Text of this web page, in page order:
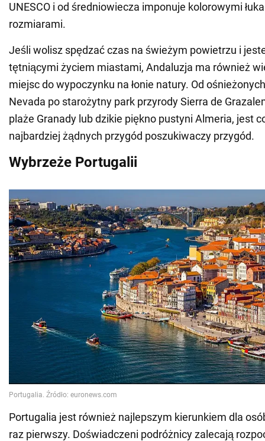
UNESCO i od średniowiecza imponuje kolorowymi
rozmiarami.
Jeśli wolisz spędzać czas na świeżym powietrzu i
tętniącymi życiem miastami, Andaluzja ma również
miejsc do wypoczynku na łonie natury. Od
Nevada po starożytny park przyrody Sierra de
plaże Granady lub dzikie piękno pustyni Almeria, jest
najbardziej żądnych przygód poszukiwaczy przygód.
Wybrzeże Portugalii
Portugalia jest również najlepszym kierunkiem dla
raz pierwszy. Doświadczeni podróżnicy zalecają